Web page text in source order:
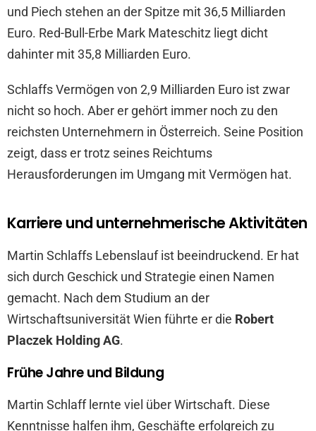
und Piech stehen an der Spitze mit 36,5 Milliarden
Euro. Red-Bull-Erbe Mark Mateschitz liegt dicht
dahinter mit 35,8 Milliarden Euro.
Schlaffs Vermögen von 2,9 Milliarden Euro ist zwar
nicht so hoch. Aber er gehört immer noch zu den
reichsten Unternehmern in Österreich. Seine Position
zeigt, dass er trotz seines Reichtums
Herausforderungen im Umgang mit Vermögen hat.
Karriere und unternehmerische Aktivitäten
Martin Schlaffs Lebenslauf ist beeindruckend. Er hat
sich durch Geschick und Strategie einen Namen
gemacht. Nach dem Studium an der
Wirtschaftsuniversität Wien führte er die Robert
Placzek Holding AG.
Frühe Jahre und Bildung
Martin Schlaff lernte viel über Wirtschaft. Diese
Kenntnisse halfen ihm, Geschäfte erfolgreich zu